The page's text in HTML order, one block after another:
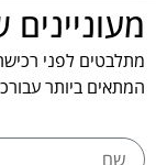
מתלבטים לפני
המתאים ביותר